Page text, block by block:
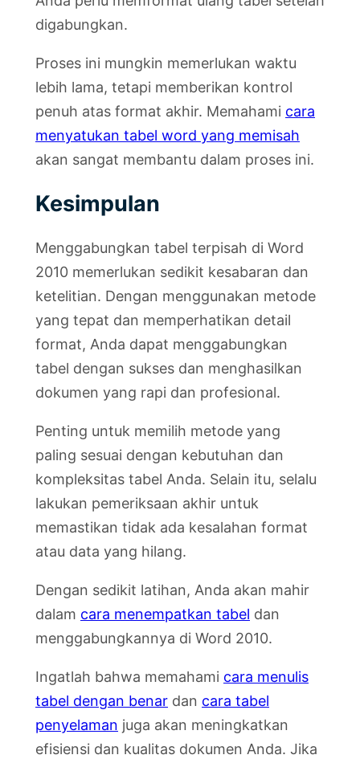
digabungkan.
Proses ini mungkin memerlukan waktu
lebih lama, tetapi memberikan kontrol
penuh atas format akhir. Memahami cara
menyatukan tabel word yang memisah
akan sangat membantu dalam proses ini.
Kesimpulan
Menggabungkan tabel terpisah di Word
2010 memerlukan sedikit kesabaran dan
ketelitian. Dengan menggunakan metode
yang tepat dan memperhatikan detail
format, Anda dapat menggabungkan
tabel dengan sukses dan menghasilkan
dokumen yang rapi dan profesional.
Penting untuk memilih metode yang
paling sesuai dengan kebutuhan dan
kompleksitas tabel Anda. Selain itu, selalu
lakukan pemeriksaan akhir untuk
memastikan tidak ada kesalahan format
atau data yang hilang.
Dengan sedikit latihan, Anda akan mahir
dalam cara menempatkan tabel dan
menggabungkannya di Word 2010.
Ingatlah bahwa memahami cara menulis
tabel dengan benar dan cara tabel
penyelaman juga akan meningkatkan
efisiensi dan kualitas dokumen Anda. Jika